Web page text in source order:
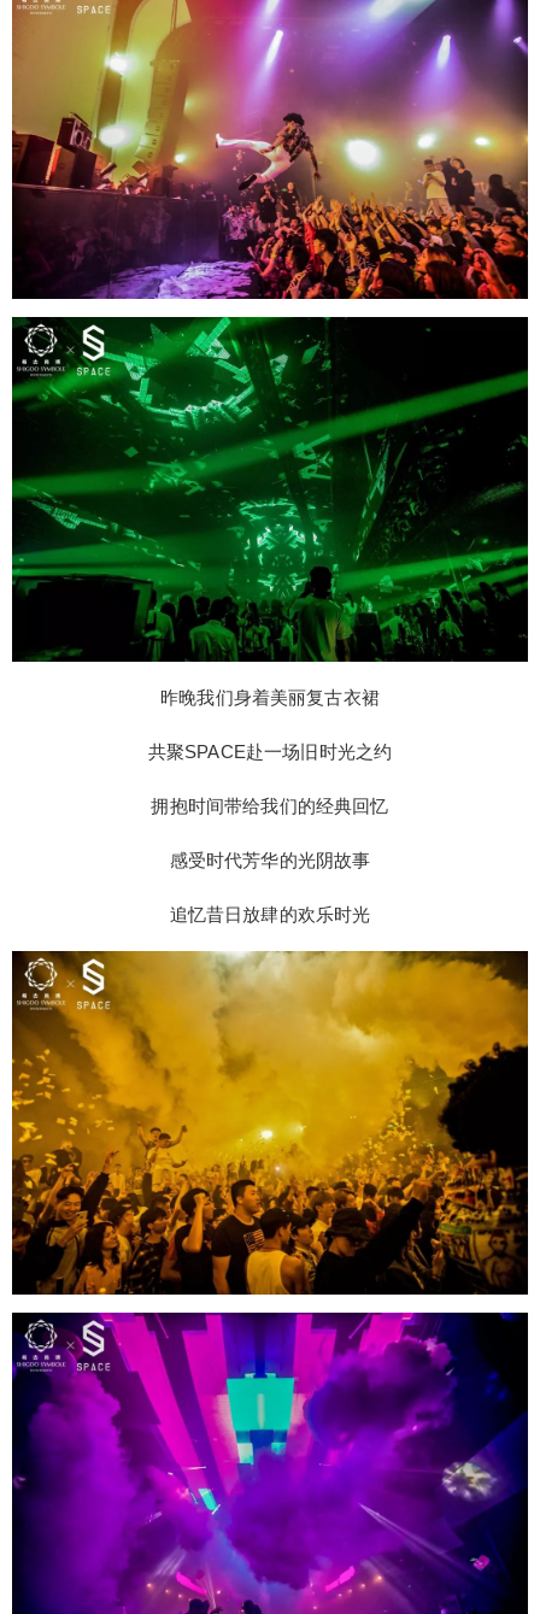
昨晚我们身着美丽复古衣裙
共聚SPACE赴一场旧时光之约
拥抱时间带给我们的经典回忆
感受时代芳华的光阴故事
追忆昔日放肆的欢乐时光